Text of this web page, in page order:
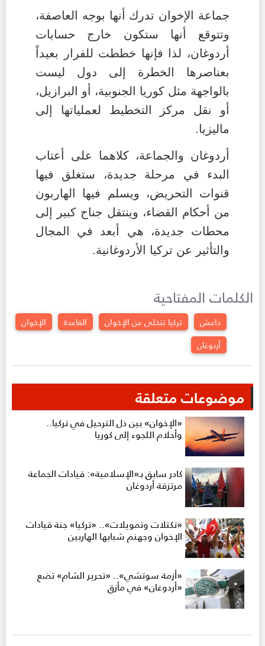
جماعة الإخوان تدرك أنها بوجه العاصفة،
وتتوقع أنها ستكون خارج حسابات
أردوغان، لذا فإنها خططت للفرار بعيداً
بعناصرها الخطرة إلى دول ليست
بالواجهة مثل كوريا الجنوبية، أو البرازيل،
أو نقل مركز التخطيط لعملياتها إلى
ماليزيا.
أردوغان والجماعة، كلاهما على أعتاب
البدء في مرحلة جديدة، ستغلق فيها
قنوات التحريض، ويسلم فيها الهاربون
من أحكام القضاء، وينتقل جناح كبير إلى
محطات جديدة، هي أبعد في المجال
والتأثير عن تركيا الأردوغانية.
الكلمات المفتاحية
داعش تركيا تتخلى عن الإخوان القاعدة
الإخوان
أردوغان
موضوعات متعلقة
«الإخوان» بين ذل الترحيل في تركيا..
وأحلام اللجوء إلى كوريا
كادر سابق بـ«الإسلامية»: قيادات الجماعة
مرتزقة أردوغان
«تكتلات وتمويلات».. «تركيا» جنة قيادات
الإخوان وجهنم شبابها الهاربين
«أزمة سوتشي».. «تحرير الشام» تضع
«أردوغان» في مأزق